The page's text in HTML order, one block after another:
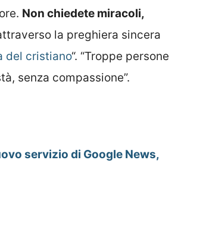
Non chiedete miracoli,
la preghiera sincera
del cristiano“. “Troppe persone
senza compassione”.
servizio di Google News,